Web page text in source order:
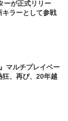
ーが正式リリー
キラーとして参戦
マルチプレイベー
狂、再び、20年越